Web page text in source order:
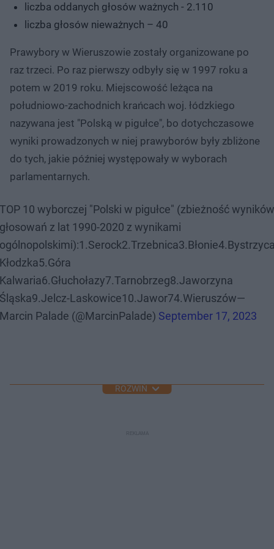
liczba oddanych głosów ważnych - 2.110
liczba głosów nieważnych – 40
Prawybory w Wieruszowie zostały organizowane po
raz trzeci. Po raz pierwszy odbyły się w 1997 roku a
potem w 2019 roku. Miejscowość leżąca na
południowo-zachodnich krańcach woj. łódzkiego
nazywana jest "Polską w pigułce", bo dotychczasowe
wyniki prowadzonych w niej prawyborów były zbliżone
do tych, jakie później występowały w wyborach
parlamentarnych.
10 wyborczej "Polski w pigułce" (zbieżność wyników
z lat 1990-2020 z wynikami
Laskowice10.Jawor74.Wieruszów—
Palade (@MarcinPalade) September 17, 2023
ROZWIŃ